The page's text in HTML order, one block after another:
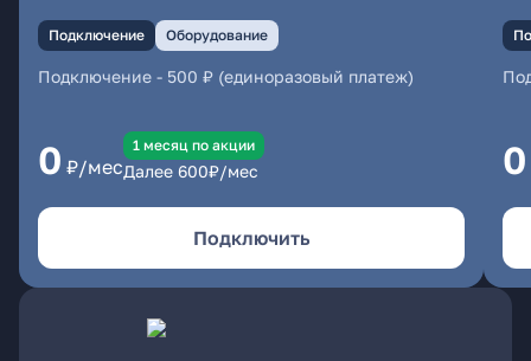
Подключение Оборудование
Подключение - 500 ₽ (единоразовый платеж)
0 ₽/мес
1 месяц по акции
Далее 600₽/мес
Подключить
0